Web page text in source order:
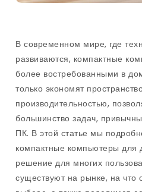
В современном мире, где
развиваются, компактные
более востребованными в
только экономят
производительностью,
большинство задач,
ПК. В этой статье мы
компактные компьютеры для
решение для многих
существуют на рынке, на